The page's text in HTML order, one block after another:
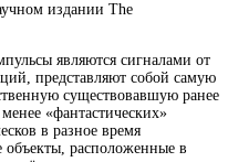
издании The
являются сигналами от
представляют собой самую
существовавшую ранее
«фантастических»
в разное время
объекты, расположенные в